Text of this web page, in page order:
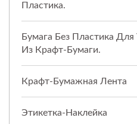
Пластика.
Бумага Без Пластика
Из Крафт-Бумаги.
Крафт-Бумажная Лента
Этикетка-Наклейка